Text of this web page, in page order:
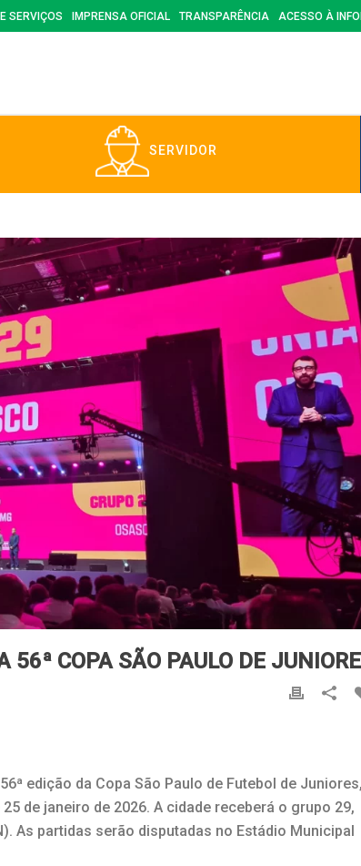
SERVIÇOS IMPRENSA OFICIAL TRANSPARÊNCIA ACESSO À
SERVIDOR
56ª COPA SÃO PAULO DE
edição da Copa São Paulo de Futebol de
de janeiro de 2026. A cidade receberá o grupo 29,
As partidas serão disputadas no Estádio Municipal